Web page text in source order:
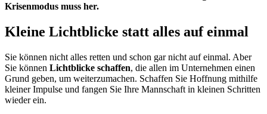
Krisenmodus muss her.
Kleine Lichtblicke statt alles auf einmal
Sie können nicht alles retten und schon gar nicht auf einmal. Aber
Sie können Lichtblicke schaffen, die allen im Unternehmen einen
Grund geben, um weiterzumachen. Schaffen Sie Hoffnung mithilfe
kleiner Impulse und fangen Sie Ihre Mannschaft in kleinen Schritten
wieder ein.